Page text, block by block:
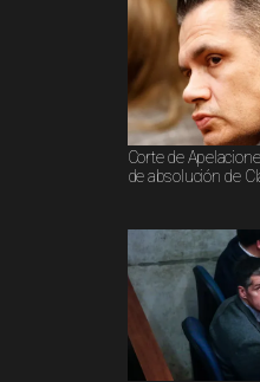
Corte de
de absolución de